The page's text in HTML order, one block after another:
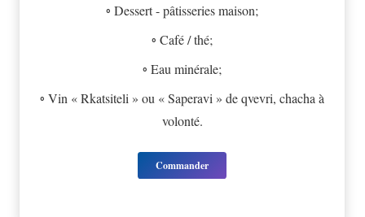
◦ Dessert - pâtisseries maison;
◦ Café / thé;
◦ Eau minérale;
◦ Vin « Rkatsiteli » ou « Saperavi » de qvevri, chacha à
volonté.
Commander